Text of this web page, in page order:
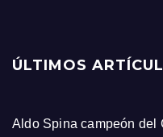
ÚLTIMOS
Aldo Spina campeón del